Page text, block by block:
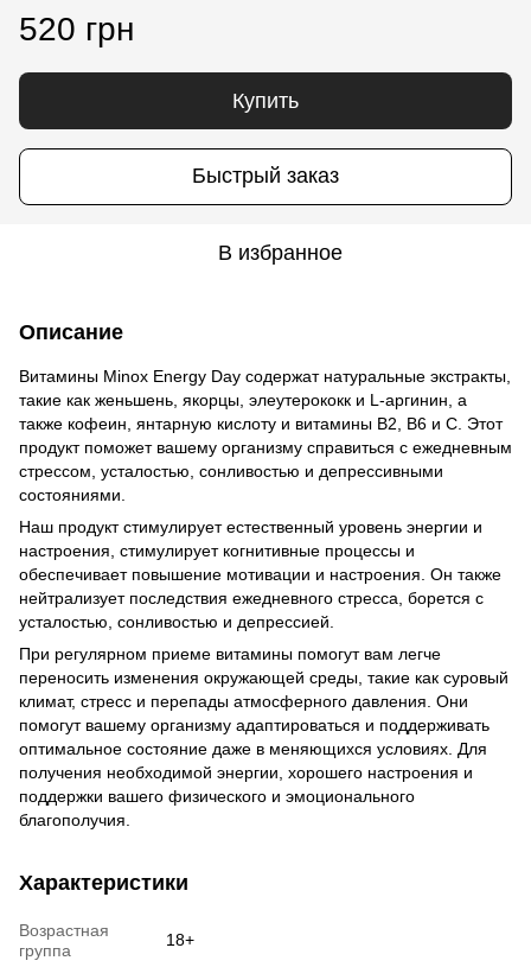
520 грн
Купить
Быстрый заказ
В избранное
Описание
Витамины Minox Energy Day содержат натуральные экстракты,
такие как женьшень, якорцы, элеутерококк и L-аргинин, а
также кофеин, янтарную кислоту и витамины B2, B6 и C. Этот
продукт поможет вашему организму справиться с ежедневным
стрессом, усталостью, сонливостью и депрессивными
состояниями.
Наш продукт стимулирует естественный уровень энергии и
настроения, стимулирует когнитивные процессы и
обеспечивает повышение мотивации и настроения. Он также
нейтрализует последствия ежедневного стресса, борется с
усталостью, сонливостью и депрессией.
При регулярном приеме витамины помогут вам легче
переносить изменения окружающей среды, такие как суровый
климат, стресс и перепады атмосферного давления. Они
помогут вашему организму адаптироваться и поддерживать
оптимальное состояние даже в меняющихся условиях. Для
получения необходимой энергии, хорошего настроения и
поддержки вашего физического и эмоционального
благополучия.
Характеристики
Возрастная
группа
18+